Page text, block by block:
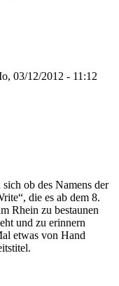
03/12/2012 - 11:12
ob des Namens der
die es ab dem 8.
Rhein zu bestaunen
und zu erinnern
etwas von Hand